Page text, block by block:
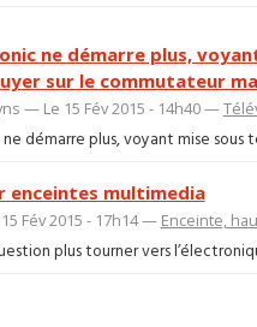
ne démarre plus,
sur le commutateur
— Le 15 Fév 2015 - 14h40 —
démarre plus, voyant mise sous
enceintes multimedia
Fév 2015 - 17h14 — Enceinte,
plus tourner vers